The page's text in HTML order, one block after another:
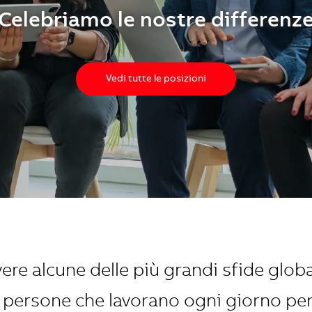
le nostre
Vedi tutte le posizioni
alcune delle più grandi sfide
che lavorano ogni giorno